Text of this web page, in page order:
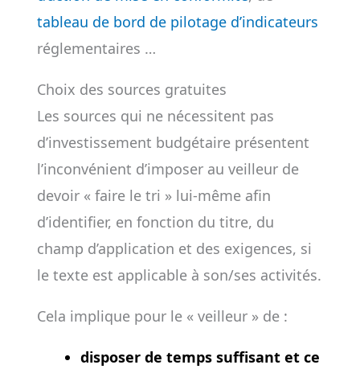
tableau de bord de pilotage d’indicateurs
réglementaires …
Choix des sources gratuites
Les sources qui ne nécessitent pas
d’investissement budgétaire présentent
l’inconvénient d’imposer au veilleur de
devoir « faire le tri » lui-même afin
d’identifier, en fonction du titre, du
champ d’application et des exigences, si
le texte est applicable à son/ses activités.
Cela implique pour le « veilleur » de :
disposer de temps suffisant et ce